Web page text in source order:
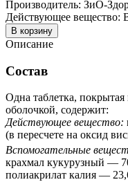
Производитель: ЗиО-
Действующее вещество:
В корзину
Описание
Состав
Одна таблетка,
оболочкой, содержит:
Действующее вещество:
(в пересчете на оксид
Вспомогательные
крахмал кукурузный —
полиакрилат калия —